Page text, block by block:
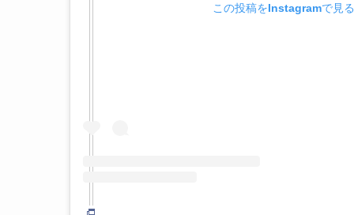
この投稿をInstagramで見る